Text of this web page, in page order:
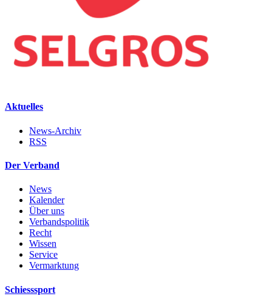
Aktuelles
News-Archiv
RSS
Der Verband
News
Kalender
Über uns
Verbandspolitik
Recht
Wissen
Service
Vermarktung
Schiesssport